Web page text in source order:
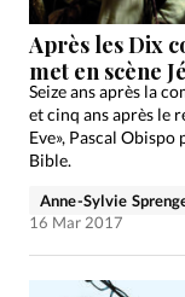
Après les Dix
met en scène
Seize ans après la
et cinq ans après le
Eve», Pascal
Bible.
Anne-Sylvie
16 Mar 2017